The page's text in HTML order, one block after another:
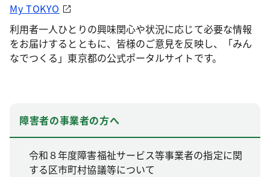
My TOKYO
利用者一人ひとりの興味関心や状況に応じて必要な情報
をお届けするとともに、皆様のご意見を反映し、「みん
なでつくる」東京都の公式ポータルサイトです。
障害者の事業者の方へ
令和８年度障害福祉サービス等事業者の指定に関
する区市町村協議等について